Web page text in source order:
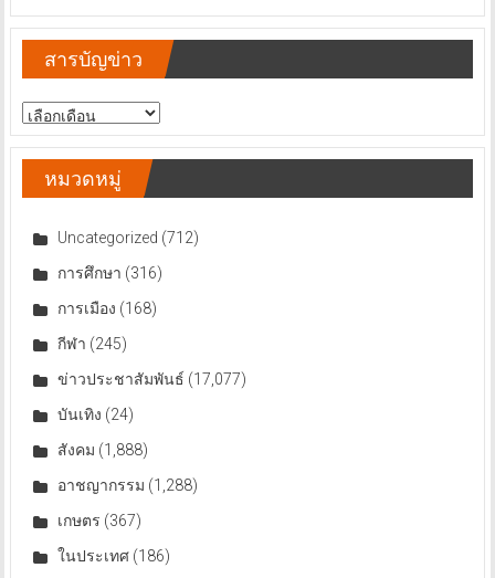
สารบัญข่าว
สารบัญ
ข่าว
หมวดหมู่
Uncategorized (712)
การศึกษา (316)
การเมือง (168)
กีฬา (245)
ข่าวประชาสัมพันธ์ (17,077)
บันเทิง (24)
สังคม (1,888)
อาชญากรรม (1,288)
เกษตร (367)
ในประเทศ(186)